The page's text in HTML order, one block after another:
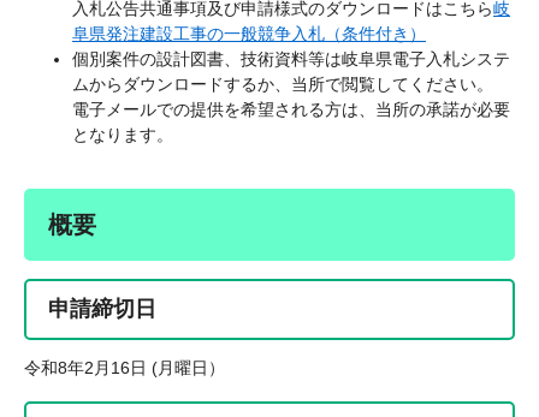
入札公告共通事項及び申請様式のダウンロードはこちら岐
阜県発注建設工事の一般競争入札（条件付き）
個別案件の設計図書、技術資料等は岐阜県電子入札システ
ムからダウンロードするか、当所で閲覧してください。
電子メールでの提供を希望される方は、当所の承諾が必要
となります。
概要
申請締切日
令和8年2月16日 (月曜日）